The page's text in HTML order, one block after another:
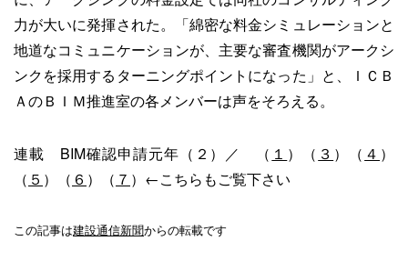
力が大いに発揮された。「綿密な料金シミュレーションと
地道なコミュニケーションが、主要な審査機関がアークシ
ンクを採用するターニングポイントになった」と、ＩＣＢ
ＡのＢＩＭ推進室の各メンバーは声をそろえる。
連載 BIM確認申請元年（２）／ （ １ ）（ ３ ）（ ４ ）
（ ５ ）（ ６ ）（ ７ ）←こちらもご覧下さい
この記事は建設通信新聞からの転載です